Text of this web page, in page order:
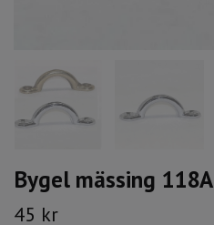
Bygel mässing 118A
45 kr